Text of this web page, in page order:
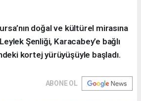
doğal ve kültürel mirasına
Şenliği, Karacabey’e bağlı
kortej yürüyüşüyle başladı.
ABONE OL